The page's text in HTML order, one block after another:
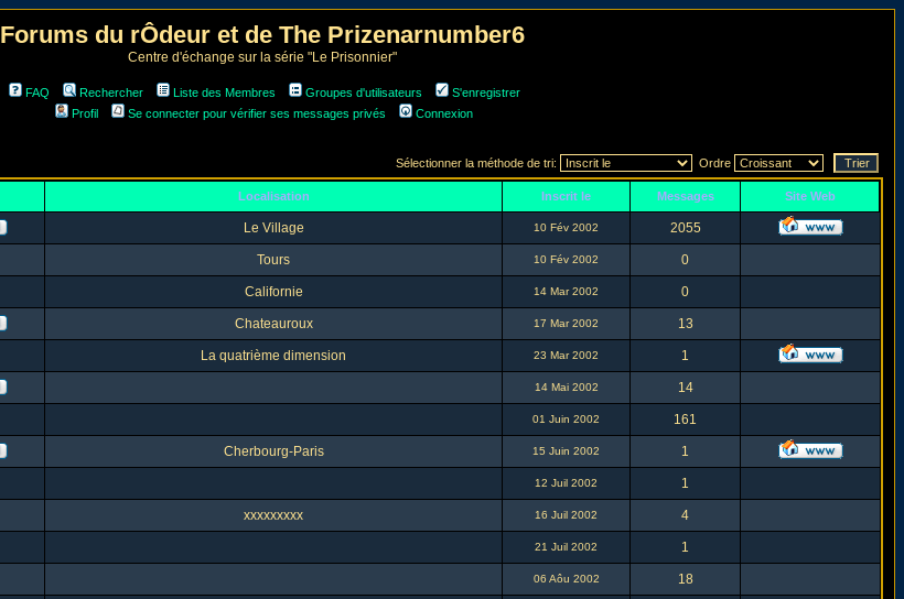
Forums du rÔdeur et de The Prizenarnumber6
Centre d'échange sur la série "Le Prisonnier"
FAQ Rechercher Liste des Membres Groupes d'utilisateurs
S'enregistrer
Profil
Se connecter pour vérifier ses messages privés Connexion
Sélectionner la méthode de tri: Ordre
Localisation Inscrit le Messages Site Web
Le Village 10 Fév 2002 2055
Tours 10 Fév 2002 0
Californie 14 Mar 2002 0
Chateauroux 17 Mar 2002 13
La quatrième dimension 23 Mar 2002 1
14 Mai 2002 14
01 Juin 2002 161
Cherbourg-Paris 15 Juin 2002 1
12 Juil 2002 1
xxxxxxxxx 16 Juil 2002 4
21 Juil 2002 1
06 Aôu 2002 18